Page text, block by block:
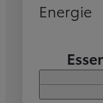
Energie